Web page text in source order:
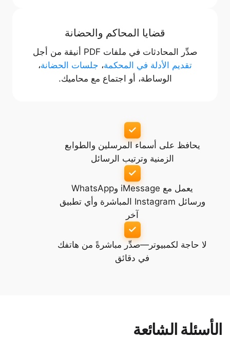
قضايا المحاكم والحضانة
صدِّر المحادثات في ملفات PDF أنيقة من أجل
تقديم الأدلة في المحكمة، جلسات الحضانة،
الوساطة، أو اجتماع مع محاميك.
يحافظ على أسماء المرسلين والطوابع
الزمنية وترتيب الرسائل
يعمل مع iMessage وWhatsApp
ورسائل Instagram المباشرة وأي تطبيق
آخر
لا حاجة لكمبيوتر—صدِّر مباشرةً من هاتفك
في دقائق
الأسئلة الشائعة